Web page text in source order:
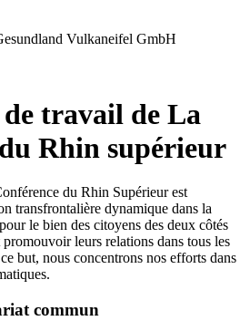
Vulkaneifel GmbH
de travail de La
Rhin supérieur
du Rhin Supérieur est
transfrontalière dynamique dans la
le bien des citoyens des deux côtés
leurs relations dans tous les
but, nous concentrons nos efforts dans
commun